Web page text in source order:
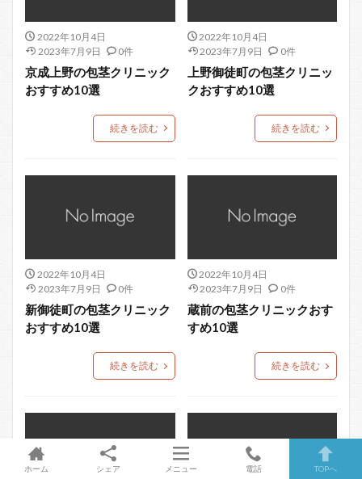
2022年10月4日
2023年7月9日
0件
京成上野の包茎クリニック
おすすめ10選
続きを読む
2022年10月4日
2023年7月9日
0件
上野御徒町の包茎クリニッ
クおすすめ10選
続きを読む
2022年10月4日
2023年7月9日
0件
新御徒町の包茎クリニック
おすすめ10選
続きを読む
2022年10月4日
2023年7月9日
0件
蔵前の包茎クリニックおす
すめ10選
続きを読む
ホーム シェア メニュー 電話 TOPへ